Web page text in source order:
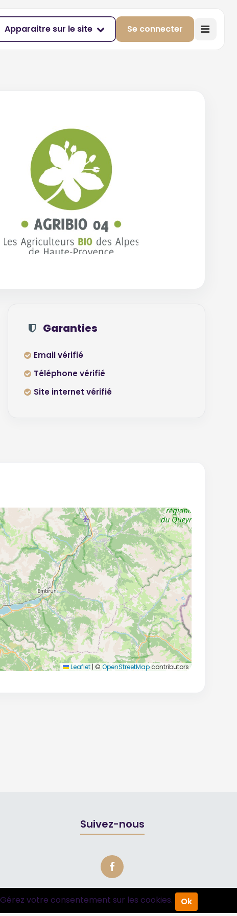
Apparaitre sur le site Se connecter
Garanties
Email vérifié
Téléphone vérifié
Site internet vérifié
Leaflet | © OpenStreetMapcontributors
Suivez-nous
Gérez votre consentement sur les cookies. Ok